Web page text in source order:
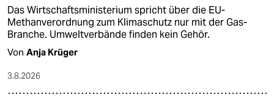
Das Wirtschaftsministerium spricht über die EU-
Methanverordnung zum Klimaschutz nur mit der Gas-
Branche. Umweltverbände finden kein Gehör.
Von Anja Krüger
3.8.2026